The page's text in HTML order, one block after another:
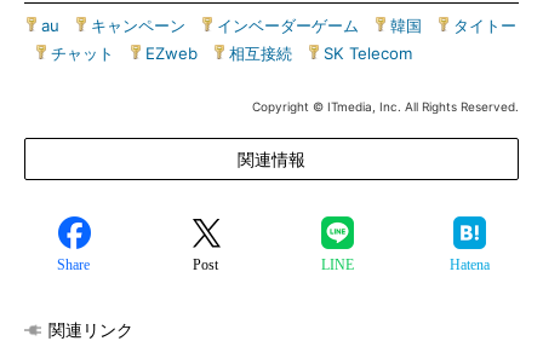
au キャンペーン インベーダーゲーム 韓国
タイトー
チャット EZweb 相互接続 SK Telecom
Copyright © ITmedia, Inc. All Rights Reserved.
関連情報
Share Post LINE Hatena
関連リンク